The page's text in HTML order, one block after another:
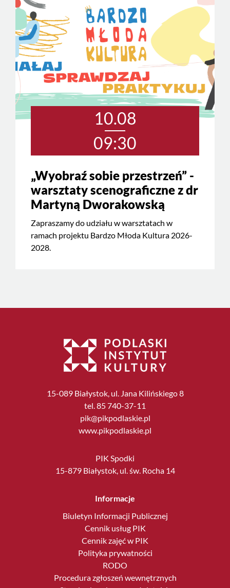
10.08
09:30
„Wyobraź sobie przestrzeń” -
warsztaty scenograficzne z dr
Martyną Dworakowską
Zapraszamy do udziału w warsztatach w
ramach projektu Bardzo Młoda Kultura 2026-
2028.
15-089 Białystok, ul. Jana Kilińskiego 8
tel. 85 740-37-11
pik@pikpodlaskie.pl
www.pikpodlaskie.pl
PIK Spodki
15-879 Białystok, ul. św. Rocha 14
Informacje
Biuletyn Informacji Publicznej
Cennik usług PIK
Cennik zajęć w PIK
Polityka prywatności
RODO
Procedura zgłoszeń wewnętrznych